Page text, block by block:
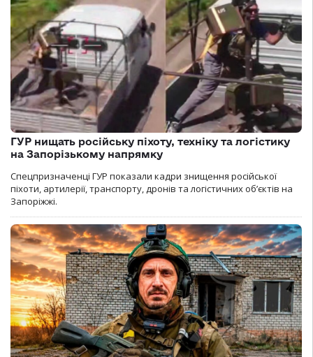
ГУР нищать російську піхоту, техніку та логістику
на Запорізькому напрямку
Спецпризначенці ГУР показали кадри знищення російської
піхоти, артилерії, транспорту, дронів та логістичних об’єктів на
Запоріжжі.